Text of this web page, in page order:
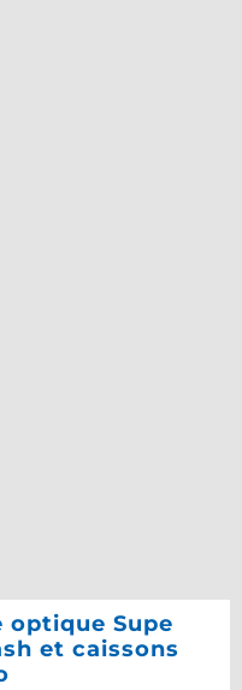
Supe
et caissons